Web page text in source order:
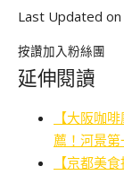
Last Updated
按讚加入粉絲團
延伸閱讀
【大阪咖
薦！河景
【京都美